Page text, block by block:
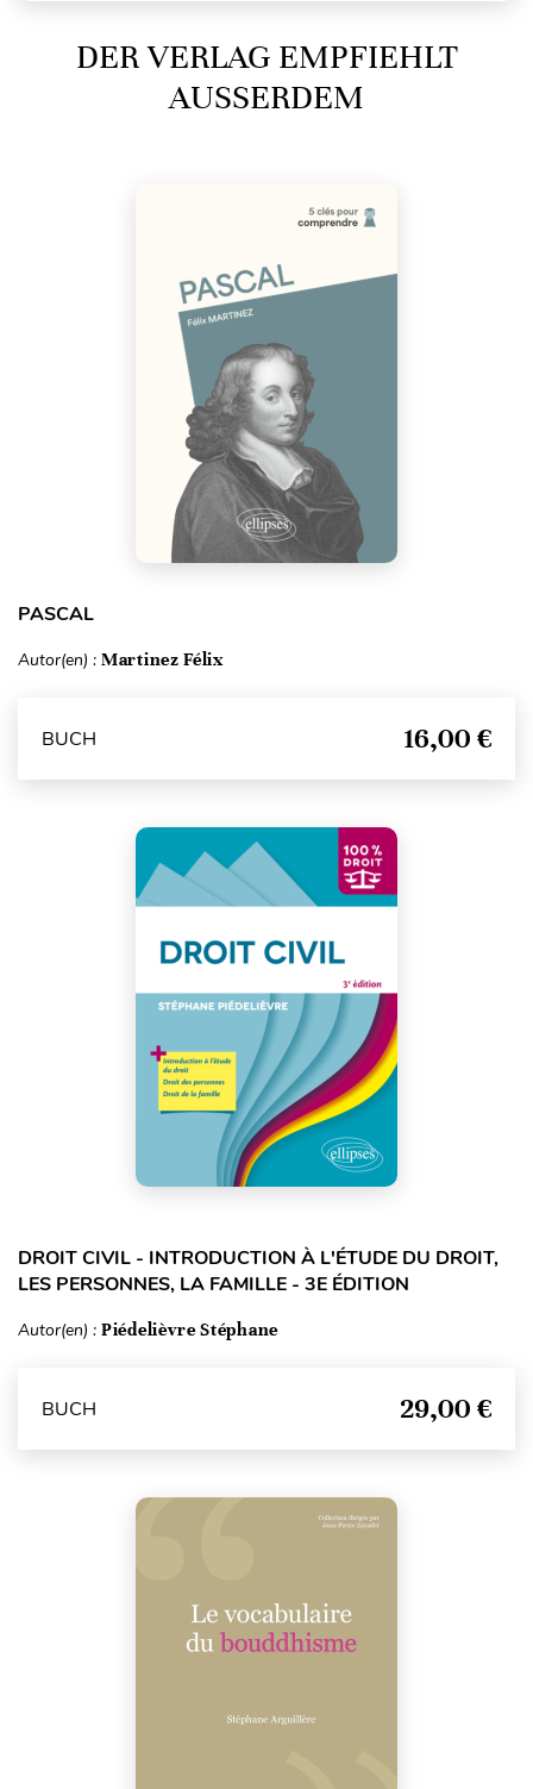
DER VERLAG EMPFIEHLT
AUSSERDEM
PASCAL
Autor(en) : Martinez Félix
BUCH 16,00 €
DROIT CIVIL - INTRODUCTION À L'ÉTUDE DU DROIT,
LES PERSONNES, LA FAMILLE - 3E ÉDITION
Autor(en) : Piédelièvre Stéphane
BUCH 29,00 €